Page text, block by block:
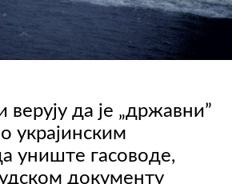
да је „државни”
украјинским
униште гасоводе,
документу